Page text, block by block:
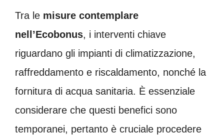
Tra le misure contemplare
nell’Ecobonus, i interventi chiave
riguardano gli impianti di climatizzazione,
raffreddamento e riscaldamento, nonché la
fornitura di acqua sanitaria. È essenziale
considerare che questi benefici sono
temporanei, pertanto è cruciale procedere